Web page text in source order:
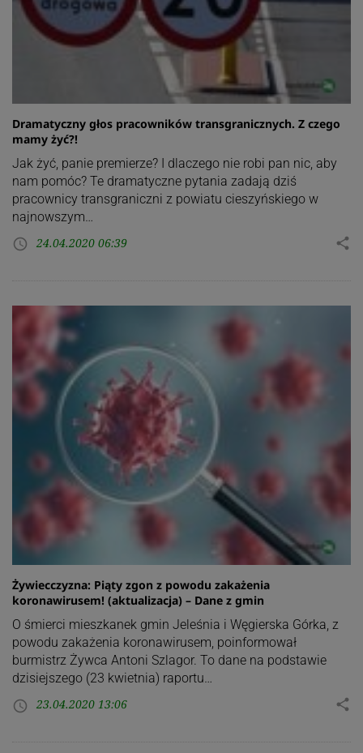
Dramatyczny głos pracowników transgranicznych. Z czego
mamy żyć?!
Jak żyć, panie premierze? I dlaczego nie robi pan nic, aby
nam pomóc? Te dramatyczne pytania zadają dziś
pracownicy transgraniczni z powiatu cieszyńskiego w
najnowszym…
access_time 24.04.2020 06:39 share
Żywiecczyzna: Piąty zgon z powodu zakażenia
koronawirusem! (aktualizacja) – Dane z gmin
O śmierci mieszkanek gmin Jeleśnia i Węgierska Górka, z
powodu zakażenia koronawirusem, poinformował
burmistrz Żywca Antoni Szlagor. To dane na podstawie
dzisiejszego (23 kwietnia) raportu…
access_time 23.04.2020 13:06 share